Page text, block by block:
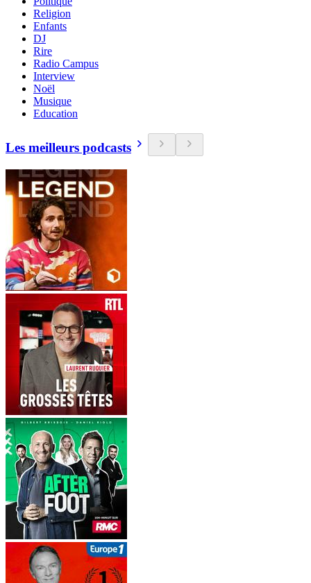
Religion
Enfants
DJ
Rire
Radio Campus
Interview
Noël
Musique
Education
Les meilleurs podcasts